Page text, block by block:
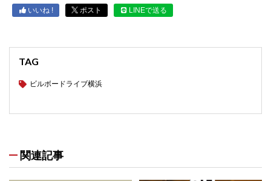
いいね ! ポスト LINEで送る
TAG
ビルボードライブ横浜
関連記事